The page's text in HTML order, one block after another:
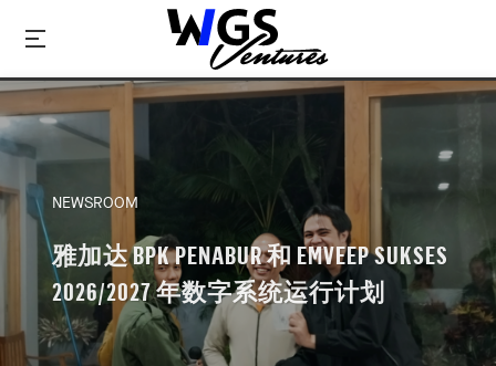
NEWSROOM
雅加达 BPK PENABUR 和 EMVEEP SUKSES
2026/2027 年数字系统运行计划